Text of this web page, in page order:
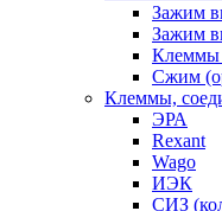
Зажим
Зажим
Клеммы
Сжим
Клеммы,
ЭРА
Rexant
Wago
ИЭК
СИЗ